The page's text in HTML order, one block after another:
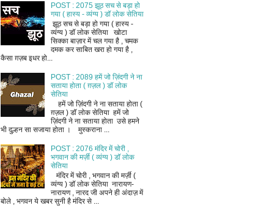
POST : 2075 झूठ सच से बड़ा हो
गया ( हास्य - व्यंग्य ) डॉ लोक सेतिया
झूठ सच से बड़ा हो गया ( हास्य -
व्यंग्य ) डॉ लोक सेतिया खोटा
सिक्का बाज़ार में चल गया है , चमक
दमक कर साबित खरा हो गया है ,
कैसा ग़ज़ब इधर हो...
POST : 2089 हमें जो ज़िंदगी ने ना
सताया होता ( ग़ज़ल ) डॉ लोक
सेतिया
हमें जो ज़िंदगी ने ना सताया होता (
ग़ज़ल ) डॉ लोक सेतिया हमें जो
ज़िंदगी ने ना सताया होता उसे हमने
भी दुल्हन सा सजाया होता । मुस्कराना ...
POST : 2076 मंदिर में चोरी ,
भगवान की मर्ज़ी ( व्यंग्य ) डॉ लोक
सेतिया
मंदिर में चोरी , भगवान की मर्ज़ी (
व्यंग्य ) डॉ लोक सेतिया नारायण-
नारायण , नारद जी अपने ही अंदाज़ में
बोले , भगवन ये खबर सुनी है मंदिर से ...